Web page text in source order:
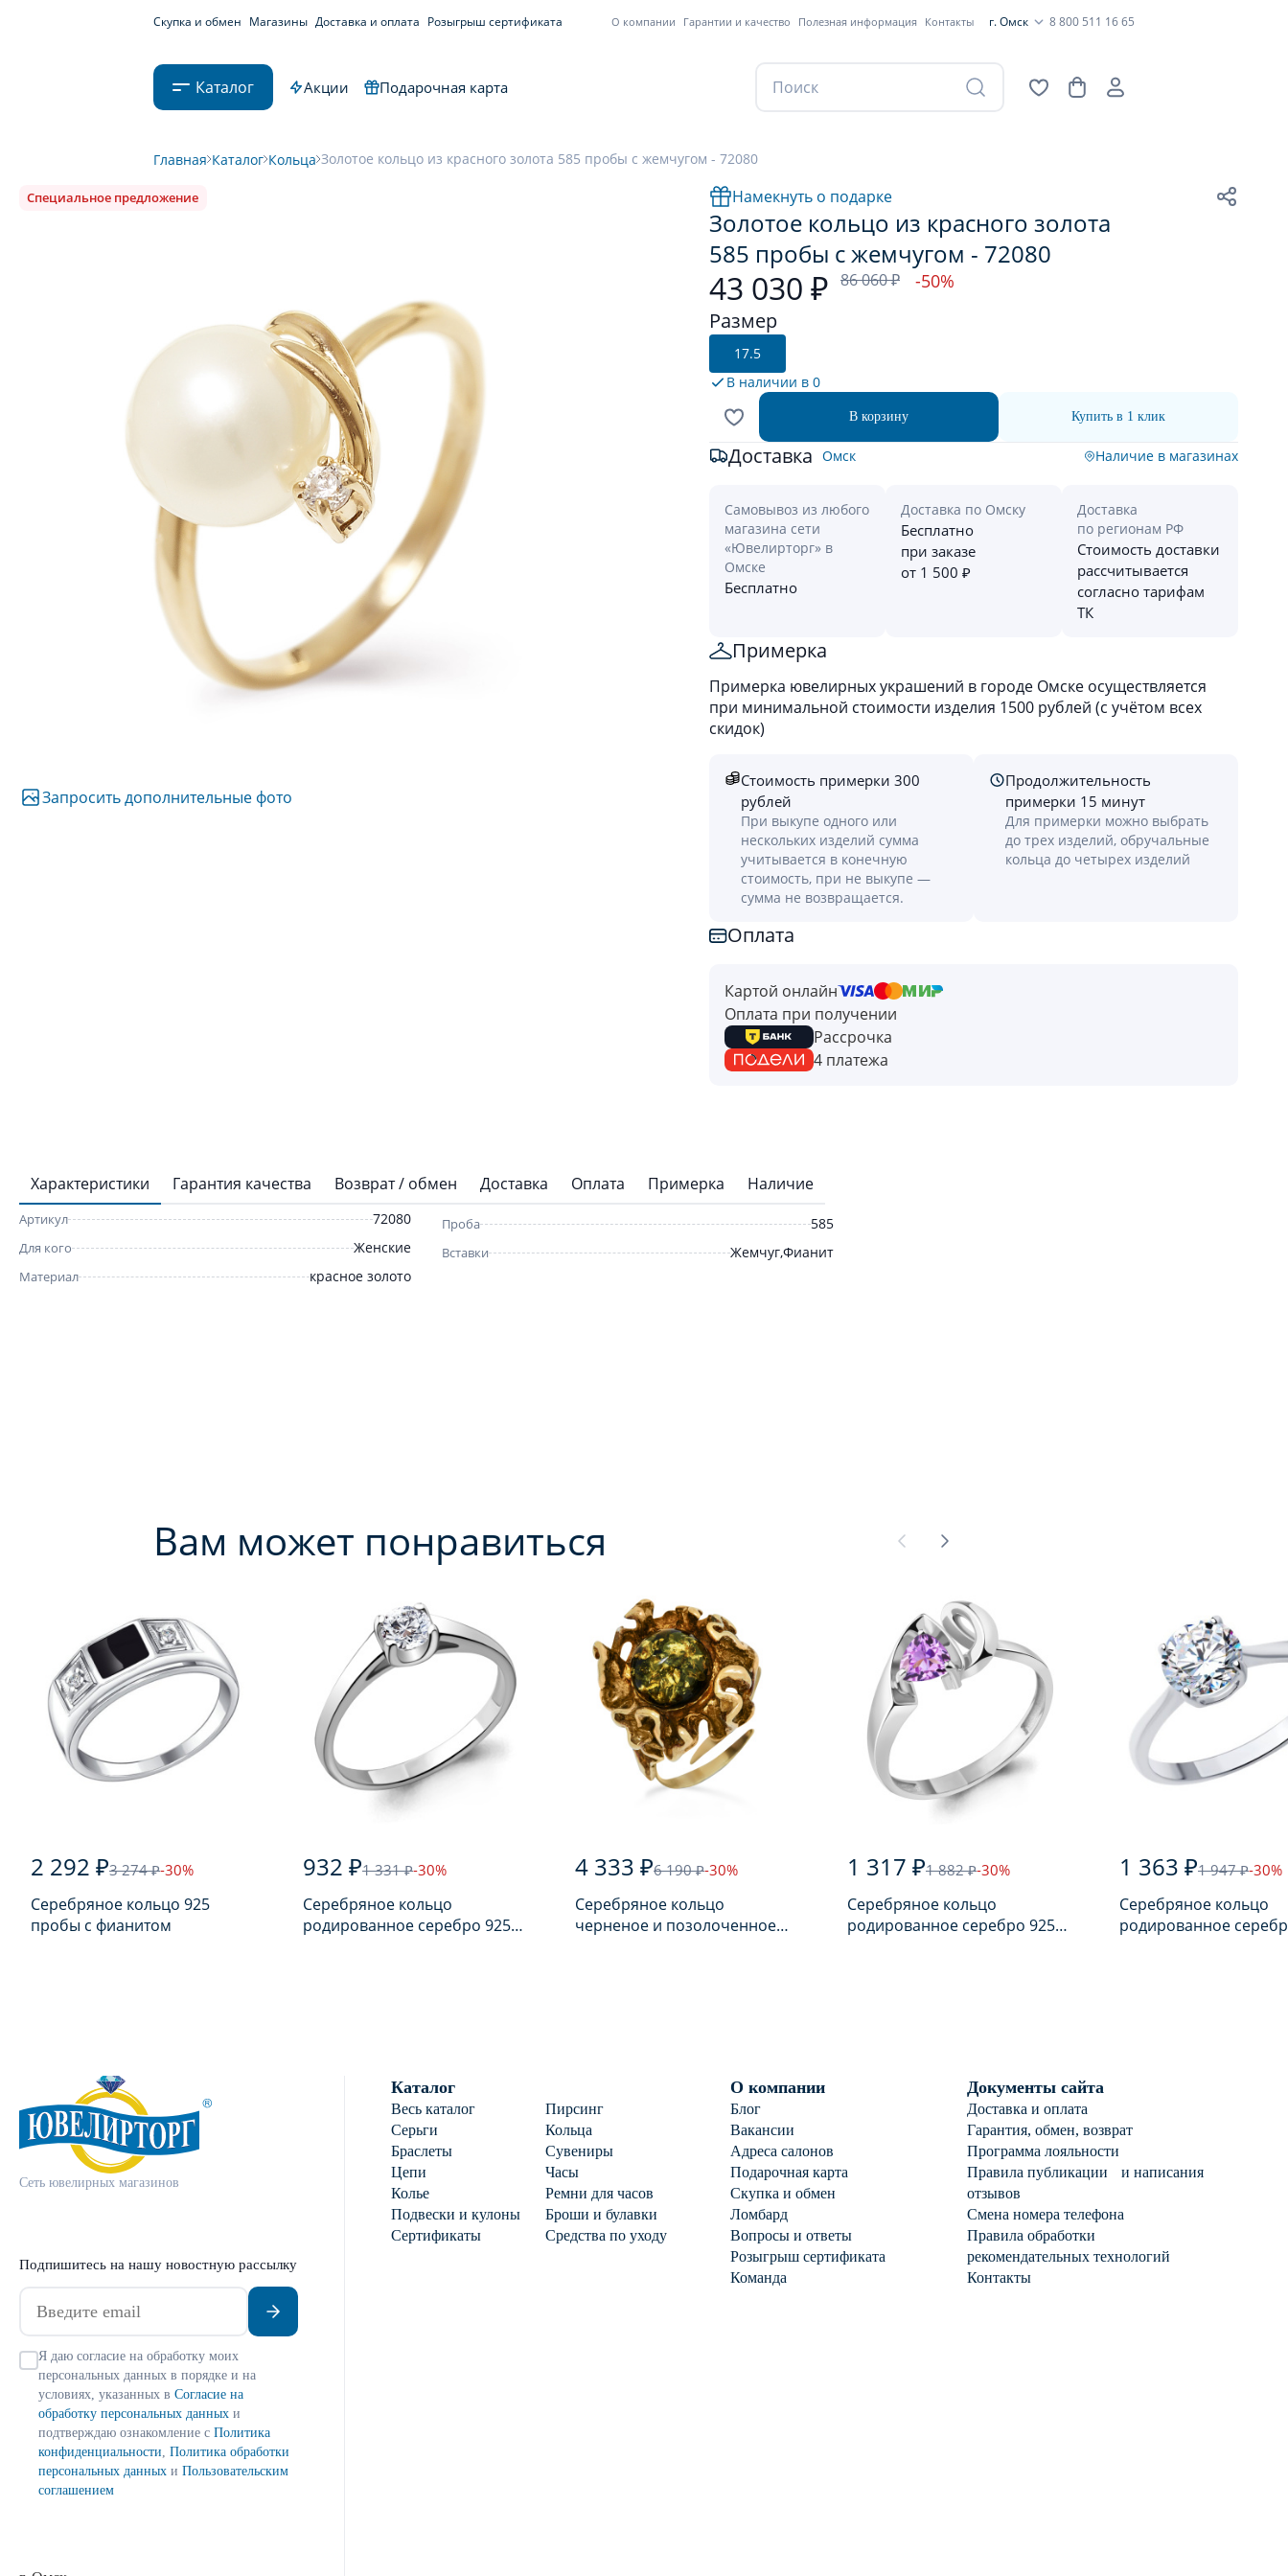
Скупка и обмен Магазины Доставка и оплата Розыгрыш сертификата О компании Гарантии и качество Полезная информация Контакты г. Омск 8 800 511 16 65
Каталог Акции Подарочная карта
Главная Каталог Кольца Золотое кольцо из красного золота 585 пробы с жемчугом - 72080
Специальное предложение
Запросить дополнительные фото
Намекнуть о подарке
Золотое кольцо из красного золота
585 пробы с жемчугом - 72080
43 030 ₽ 86 060 ₽ -50%
Размер
17.5
В наличии в 0
В корзину Купить в 1 клик
Доставка Омск Наличие в магазинах
Самовывоз из любого
магазина сети
«Ювелирторг» в
Омске
Бесплатно
Доставка по Омску
Бесплатно
при заказе
от 1 500 ₽
Доставка
по регионам РФ
Стоимость доставки
рассчитывается
согласно тарифам
ТК
Примерка
Примерка ювелирных украшений в городе Омске осуществляется
при минимальной стоимости изделия 1500 рублей (с учётом всех
скидок)
Стоимость примерки 300
рублей
При выкупе одного или
нескольких изделий сумма
учитывается в конечную
стоимость, при не выкупе —
сумма не возвращается.
Продолжительность
примерки 15 минут
Для примерки можно выбрать
до трех изделий, обручальные
кольца до четырех изделий
Оплата
Картой онлайн
Оплата при получении
Рассрочка
4 платежа
Характеристики Гарантия качества Возврат / обмен Доставка Оплата Примерка Наличие
Артикул 72080
Для кого Женские
Материал красное золото
Проба 585
Вставки Жемчуг,Фианит
Вам может понравиться
2 292 ₽3 274 ₽-30%
Серебряное кольцо 925
пробы с фианитом
932 ₽1 331 ₽-30%
Серебряное кольцо
родированное серебро 925
4 333 ₽6 190 ₽-30%
Серебряное кольцо
черненое и позолоченное
1 317 ₽1 882 ₽-30%
Серебряное кольцо
родированное серебро 925
1 363 ₽1 947 ₽-30%
Серебряное кольцо
родированное
Сеть ювелирных магазинов
Подпишитесь на нашу новостную рассылку
Я даю согласие на обработку моих
персональных данных в порядке и на
условиях, указанных в Согласие на
обработку персональных данных и
подтверждаю ознакомление с Политика
конфиденциальности, Политика обработки
персональных данных и Пользовательским
соглашением
Каталог
Весь каталог
Пирсинг
Серьги
Кольца
Браслеты
Сувениры
Цепи
Часы
Колье
Ремни для часов
Подвески и кулоны
Броши и булавки
Сертификаты
Средства по уходу
О компании
Блог
Вакансии
Адреса салонов
Подарочная карта
Скупка и обмен
Ломбард
Вопросы и ответы
Розыгрыш сертификата
Команда
Документы сайта
Доставка и оплата
Гарантия, обмен, возврат
Программа лояльности
Правила публикации и написания
отзывов
Смена номера телефона
Правила обработки
рекомендательных технологий
Контакты